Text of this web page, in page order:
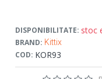
DISPONIBILITATE: stoc
BRAND: Kittix
COD: KOR93